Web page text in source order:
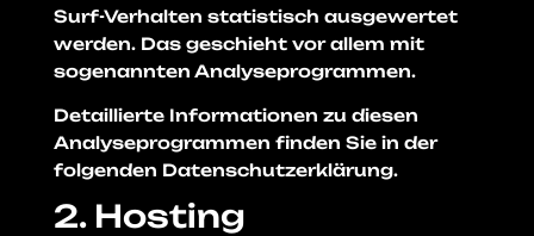
Surf-Verhalten statistisch ausgewertet
werden. Das geschieht vor allem mit
sogenannten Analyseprogrammen.
Detaillierte Informationen zu diesen
Analyseprogrammen finden Sie in der
folgenden Datenschutzerklärung.
2. Hosting